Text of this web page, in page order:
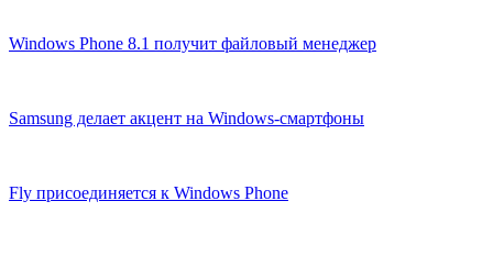
Windows Phone 8.1 получит файловый менеджер
Samsung делает акцент на Windows-смартфоны
Fly присоединяется к Windows Phone